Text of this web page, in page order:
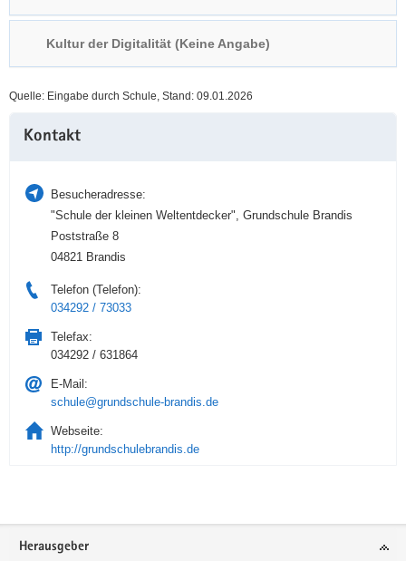
Kultur der Digitalität (Keine Angabe)
Quelle: Eingabe durch Schule, Stand: 09.01.2026
Information
Kontakt
Besucheradresse:
"Schule der kleinen Weltentdecker", Grundschule Brandis
Poststraße 8
04821 Brandis
Telefon (Telefon):
034292 / 73033
Telefax:
034292 / 631864
E-Mail:
schule@grundschule-brandis.de
Webseite:
http://grundschulebrandis.de
Service
Herausgeber